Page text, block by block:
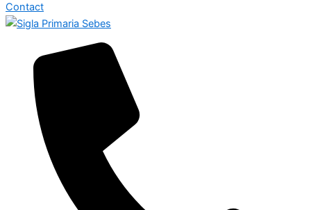
Contact